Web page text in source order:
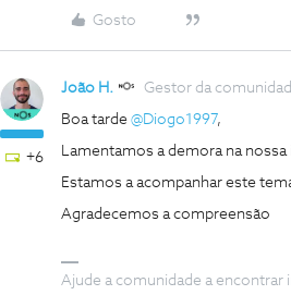
Gosto
+6
João H. Gestor da
Boa tarde @Diogo1997,
Lamentamos a demora na
Estamos a acompanhar este
Agradecemos a compreensão
Ajude a comunidade a